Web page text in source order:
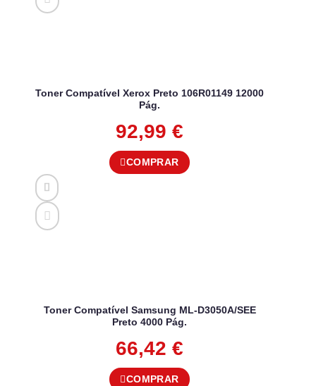
Toner Compatível Xerox Preto 106R01149 12000
Pág.
92,99 €
COMPRAR
Toner Compatível Samsung ML-D3050A/SEE
Preto 4000 Pág.
66,42 €
COMPRAR